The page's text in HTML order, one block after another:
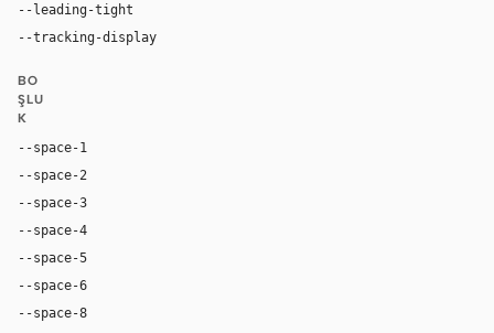
--leading-tight
--tracking-display
BO
ŞLU
K
--space-1
--space-2
--space-3
--space-4
--space-5
--space-6
--space-8